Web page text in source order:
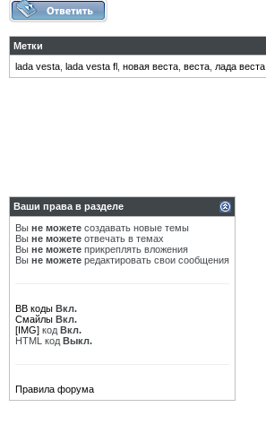
Метки
lada vesta lada vesta fl новая веста веста лада веста
Ваши права в разделе
Вы не можете создавать новые темы
Вы не можете отвечать в темах
Вы не можете прикреплять вложения
Вы не можете редактировать свои сообщения
BB коды Вкл.
Смайлы Вкл.
[IMG] код Вкл.
HTML код Выкл.
Правила форума